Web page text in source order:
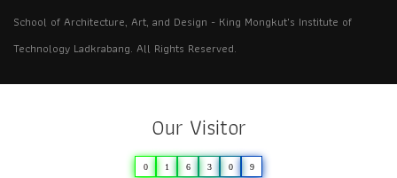
School of Architecture, Art, and Design - King Mongkut's Institute of
Technology Ladkrabang. All Rights Reserved.
Our Visitor
0 1 6 3 0 9